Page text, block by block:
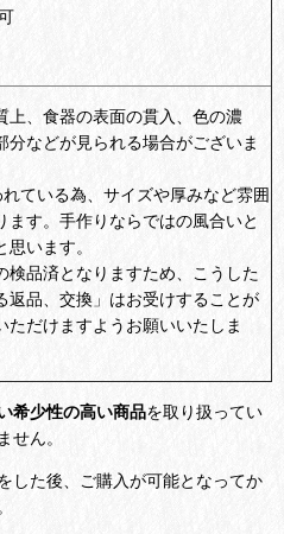
上、食器の表面の貫入、色の濃
などが見られる場合がございま
ている為、サイズや厚みなど雰囲
ます。手作りならではの風合いと
います。
検品済となりますため、こうした
返品、交換」はお受けすることが
ただけますようお願いいたしま
希少性の高い商品を取り扱ってい
せん。
した後、ご購入が可能となってか